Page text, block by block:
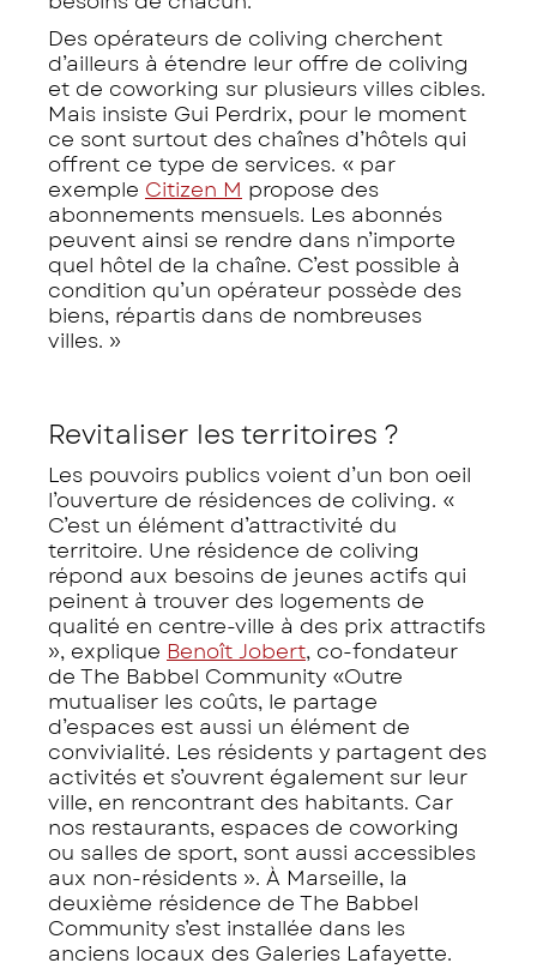
Des opérateurs de coliving cherchent
d’ailleurs à étendre leur offre de coliving
et de coworking sur plusieurs villes cibles.
Mais insiste Gui Perdrix, pour le moment
ce sont surtout des chaînes d’hôtels qui
offrent ce type de services. « par
exemple Citizen M propose des
abonnements mensuels. Les abonnés
peuvent ainsi se rendre dans n’importe
quel hôtel de la chaîne. C’est possible à
condition qu’un opérateur possède des
biens, répartis dans de nombreuses
villes. »
Revitaliser les territoires ?
Les pouvoirs publics voient d’un bon oeil
l’ouverture de résidences de coliving. «
C’est un élément d’attractivité du
territoire. Une résidence de coliving
répond aux besoins de jeunes actifs qui
peinent à trouver des logements de
qualité en centre-ville à des prix attractifs
», explique Benoît Jobert, co-fondateur
de The Babbel Community «Outre
mutualiser les coûts, le partage
d’espaces est aussi un élément de
convivialité. Les résidents y partagent des
activités et s’ouvrent également sur leur
ville, en rencontrant des habitants. Car
nos restaurants, espaces de coworking
ou salles de sport, sont aussi accessibles
aux non-résidents ». À Marseille, la
deuxième résidence de The Babbel
Community s’est installée dans les
anciens locaux des Galeries Lafayette.